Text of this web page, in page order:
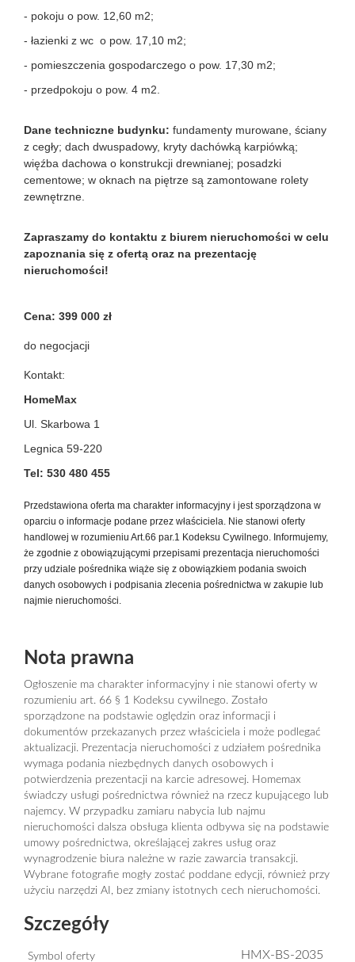
- pokoju o pow. 12,60 m2;
- łazienki z wc o pow. 17,10 m2;
- pomieszczenia gospodarczego o pow. 17,30 m2;
- przedpokoju o pow. 4 m2.
Dane techniczne budynku: fundamenty murowane, ściany
z cegły; dach dwuspadowy, kryty dachówką karpiówką;
więźba dachowa o konstrukcji drewnianej; posadzki
cementowe; w oknach na piętrze są zamontowane rolety
zewnętrzne.
Zapraszamy do kontaktu z biurem nieruchomości w celu
zapoznania się z ofertą oraz na prezentację
nieruchomości!
Cena: 399 000 zł
do negocjacji
Kontakt:
HomeMax
Ul. Skarbowa 1
Legnica 59-220
Tel: 530 480 455
Przedstawiona oferta ma charakter informacyjny i jest sporządzona w
oparciu o informacje podane przez właściciela. Nie stanowi oferty
handlowej w rozumieniu Art.66 par.1 Kodeksu Cywilnego. Informujemy,
że zgodnie z obowiązującymi przepisami prezentacja nieruchomości
przy udziale pośrednika wiąże się z obowiązkiem podania swoich
danych osobowych i podpisania zlecenia pośrednictwa w zakupie lub
najmie nieruchomości.
Nota prawna
Ogłoszenie ma charakter informacyjny i nie stanowi oferty w
rozumieniu art. 66 § 1 Kodeksu cywilnego. Zostało
sporządzone na podstawie oględzin oraz informacji i
dokumentów przekazanych przez właściciela i może podlegać
aktualizacji. Prezentacja nieruchomości z udziałem pośrednika
wymaga podania niezbędnych danych osobowych i
potwierdzenia prezentacji na karcie adresowej. Homemax
świadczy usługi pośrednictwa również na rzecz kupującego lub
najemcy. W przypadku zamiaru nabycia lub najmu
nieruchomości dalsza obsługa klienta odbywa się na podstawie
umowy pośrednictwa, określającej zakres usług oraz
wynagrodzenie biura należne w razie zawarcia transakcji.
Wybrane fotografie mogły zostać poddane edycji, również przy
użyciu narzędzi AI, bez zmiany istotnych cech nieruchomości.
Szczegóły
Symbol oferty HMX-BS-2035